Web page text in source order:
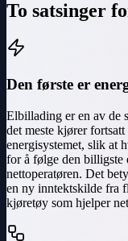
To satsinger
Den første er
Elbillading er en av de
det meste kjører
energisystemet, slik at
for å følge den billigste
nettoperatøren. Det
en ny inntektskilde fra
kjøretøy som hjelper